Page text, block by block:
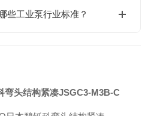
些工业泵行业标准？
弯头结构紧凑JSGC3-M3B-C